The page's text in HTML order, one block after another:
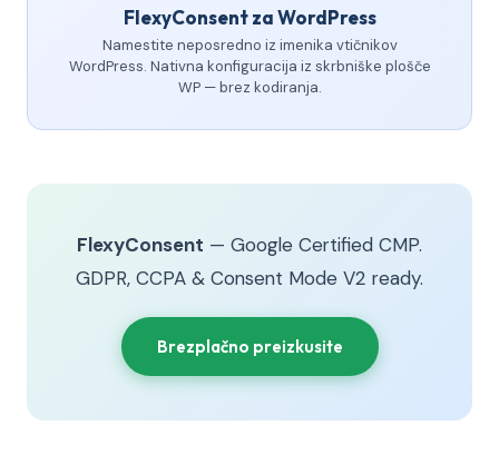
FlexyConsent za WordPress
Namestite neposredno iz imenika vtičnikov
WordPress. Nativna konfiguracija iz skrbniške plošče
WP — brez kodiranja.
FlexyConsent — Google Certified CMP.
GDPR, CCPA & Consent Mode V2 ready.
Brezplačno preizkusite